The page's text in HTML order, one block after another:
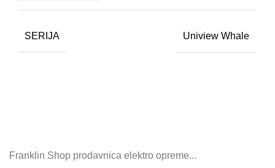
SERIJA Uniview Whale
Franklin Shop prodavnica elektro opreme...